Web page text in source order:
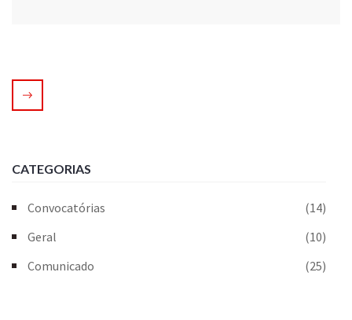
CATEGORIAS
Convocatórias
(14)
Geral
(10)
Comunicado
(25)